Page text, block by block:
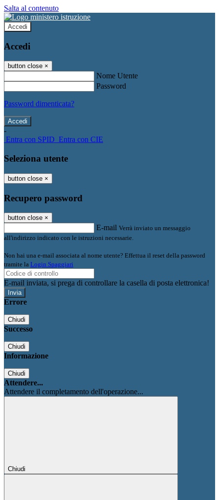
Salta al contenuto
Accedi
Accedi
button close ×
Nome Utente
Password
Password dimenticata?
-
Entra con SPID Entra con CIE
Seleziona utente
button close ×
Recupero password
button close ×
E-mail Verrà inviato un messaggio
all'indirizzo indicato con le istruzioni necessarie.
Non hai una e-mail associata al nome utente? Effettua il reset della password
tramite la Login Spaggiari
E-mail inviata, si prega di controllare la casella di posta elettronica!
Errore
Chiudi
Successo
Chiudi
Informazione
Chiudi
Attendere...
Attendere il completamento dell'operazione...
Chiudi